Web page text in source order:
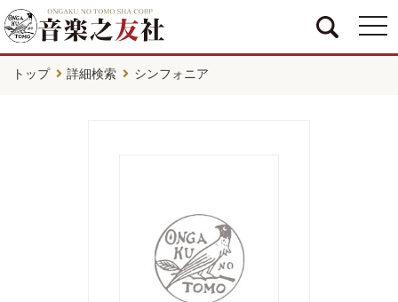
トップ 詳細検索 シンフォニア